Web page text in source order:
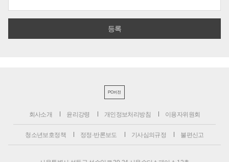
PC버전
회사소개 윤리강령 개인정보처리방침 이용자위원회
청소년보호정책 정정·반론보도 기사심의규정 불편신고